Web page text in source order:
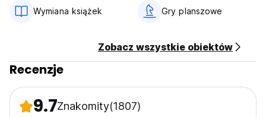
planowanej godzinie przyjazdu.
-Bezpłatna przechowalnia bagażu
Czekamy na Ciebie!!! (Auto-translated from original
language)
Wymiana książek Gry planszowe
Zobacz wszystkie obiektów
Recenzje
9.7Znakomity(1807)